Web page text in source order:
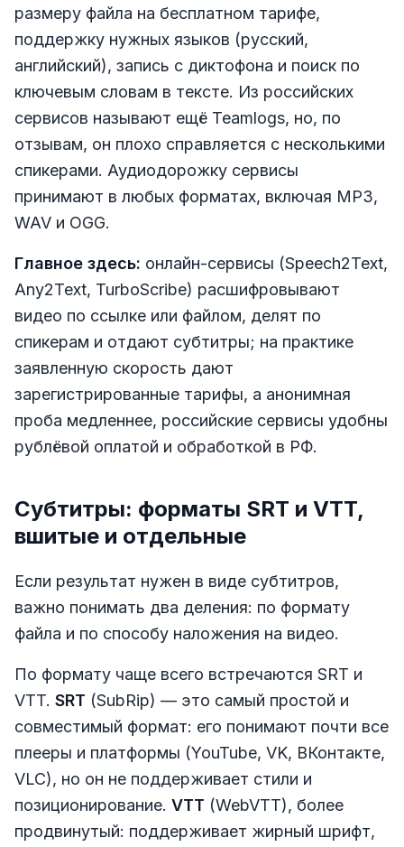
размеру файла на бесплатном тарифе,
поддержку нужных языков (русский,
английский), запись с диктофона и поиск по
ключевым словам в тексте. Из российских
сервисов называют ещё Teamlogs, но, по
отзывам, он плохо справляется с несколькими
спикерами. Аудиодорожку сервисы
принимают в любых форматах, включая MP3,
WAV и OGG.
Главное здесь: онлайн-сервисы (Speech2Text,
Any2Text, TurboScribe) расшифровывают
видео по ссылке или файлом, делят по
спикерам и отдают субтитры; на практике
заявленную скорость дают
зарегистрированные тарифы, а анонимная
проба медленнее, российские сервисы удобны
рублёвой оплатой и обработкой в РФ.
Субтитры: форматы SRT и VTT,
вшитые и отдельные
Если результат нужен в виде субтитров,
важно понимать два деления: по формату
файла и по способу наложения на видео.
По формату чаще всего встречаются SRT и
VTT. SRT (SubRip) — это самый простой и
совместимый формат: его понимают почти все
плееры и платформы (YouTube, VK, ВКонтакте,
VLC), но он не поддерживает стили и
позиционирование. VTT (WebVTT), более
продвинутый: поддерживает жирный шрифт,